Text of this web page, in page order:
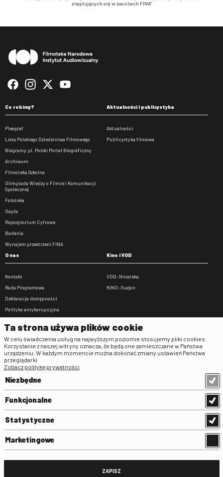
znajdujących się w zasobach FINA”
Co robimy?
Pleograf
Lista Polskiego Dziedzictwa Filmowego
Biogramy.pl. Polski Portal Biograficzny
Archiwum
Filmoteka Szkolna
Olimpiada Wiedzy o Filmie i Komunikacji
Społecznej
Fototeka
Gapla
Repozytorium Cyfrowe
Badania
Wynajem przestrzeni FINA
Aktualności i publicystyka
Aktualności
Publicystyka filmowa
O nas
Kontakt
Rada Programowa
Deklaracja dostępności
Polityka antykorupcyjna
Zamówienia publiczne
Praca w FINA
Kino i VOD
VOD: Ninateka
KINO: Iluzjon
Regulaminy
Klauzula informacyjna RODO
Regulamin użytkowania parkingu
Standardy ochrony małoletnich
Regulamin kina Iluzjon
Ta strona używa plików cookie
W celu świadczenia usług na najwyższym poziomie stosujemy pliki cookies.
Korzystanie z naszej witryny oznacza, że będą one zamieszczane w Państwa
urządzeniu. W każdym momencie można dokonać zmiany ustawień Państwa
przeglądarki
Zobacz politykę prywatności
Niezbędne
Funkcjonalne
Statystyczne
Marketingowe
ZAPISZ